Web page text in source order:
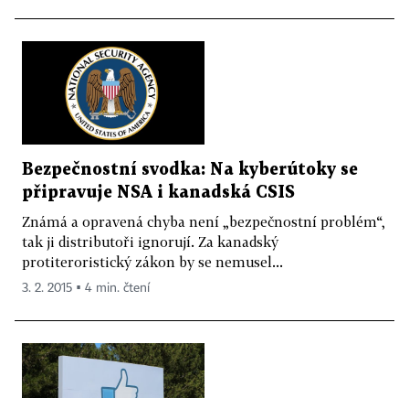
Bezpečnostní svodka: Na kyberútoky se
připravuje NSA i kanadská CSIS
Známá a opravená chyba není „bezpečnostní problém“,
tak ji distributoři ignorují. Za kanadský
protiteroristický zákon by se nemusel...
3. 2. 2015 ▪ 4 min. čtení